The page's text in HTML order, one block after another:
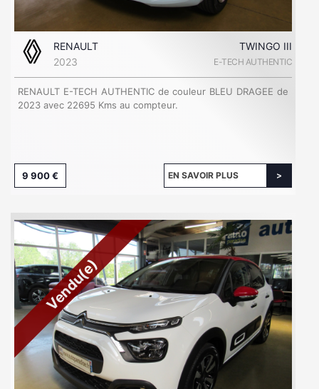
RENAULT
TWINGO III
2023
E-TECH AUTHENTIC
RENAULT E-TECH AUTHENTIC de couleur BLEU DRAGEE de
2023 avec 22695 Kms au compteur.
9 900 € EN SAVOIR PLUS
Vendu(e)